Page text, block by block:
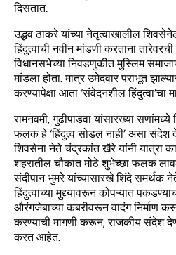
दिसतात.
उद्धव ठाकरे यांच्या नेतृत्वाखालील
हिंदुत्वाची नवीन मांडणी करताना
विधानसभेच्या निवडणुकीत मुस्लिम
मांडला होता. मात्र उमेदवार पराभूत
करण्यापेक्षा आता ‘संवेदनशील हिंदुत्वा’चा
रामनवमी, गुढीपाडवा यांसारख्या
फलक हे ‘हिंदुत्व सोडलं नाही’ असा संदेश
शिवसेना नेते चंद्रकांत खैरे यांनी यात्रा
शहरातील चौकात मोठे शुभेच्छा फलक
संदीपान भुमरे यांच्यासारखे शिंदे समर्थक
हिंदुत्वाच्या मुद्द्यावरून कोपऱ्यात
औरंगजेबाच्या कबरीवरून वादंग निर्माण
करण्याची मागणी करून, राजकीय संदेश
करत आहेत.